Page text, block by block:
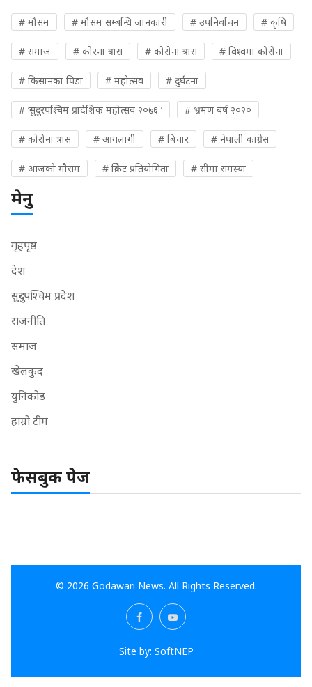
# मौसम # मौसम सम्बन्धि जानकारी # उपनिर्वाचन # कृषि
# समाज # कोरना त्रास # कोरोना त्रास # विश्वमा कोरोना
# किसानका पिडा # महोत्सव # दुर्घटना
# ‘सुदुरपश्चिम प्रादेशिक महोत्सव २०७६ ’ # भ्रमण बर्ष २०२०
# कोरोना त्रास # आगलागी # बिचार # नेपाली कांग्रेस
# आजको मौसम # क्रिकेट प्रतियोगिता # सीमा समस्या
मेनु
गृहपृष्ठ
देश
सुदुरपश्चिम प्रदेश
राजनीति
समाज
खेलकुद
युनिकोड
हाम्रो टीम
फेसबुक पेज
© 2026 Godawari News. All Rights Reserved.
Site by: SoftNEP